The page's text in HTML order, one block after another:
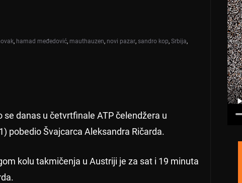
, hamad međedović, mauthauzen, novi pazar, sandro kop, Srbija,
danas u četvrtfinale ATP čelendžera u
pobedio Švajcarca Aleksandra Ričarda.
kolu takmičenja u Austriji je za sat i 19 minuta